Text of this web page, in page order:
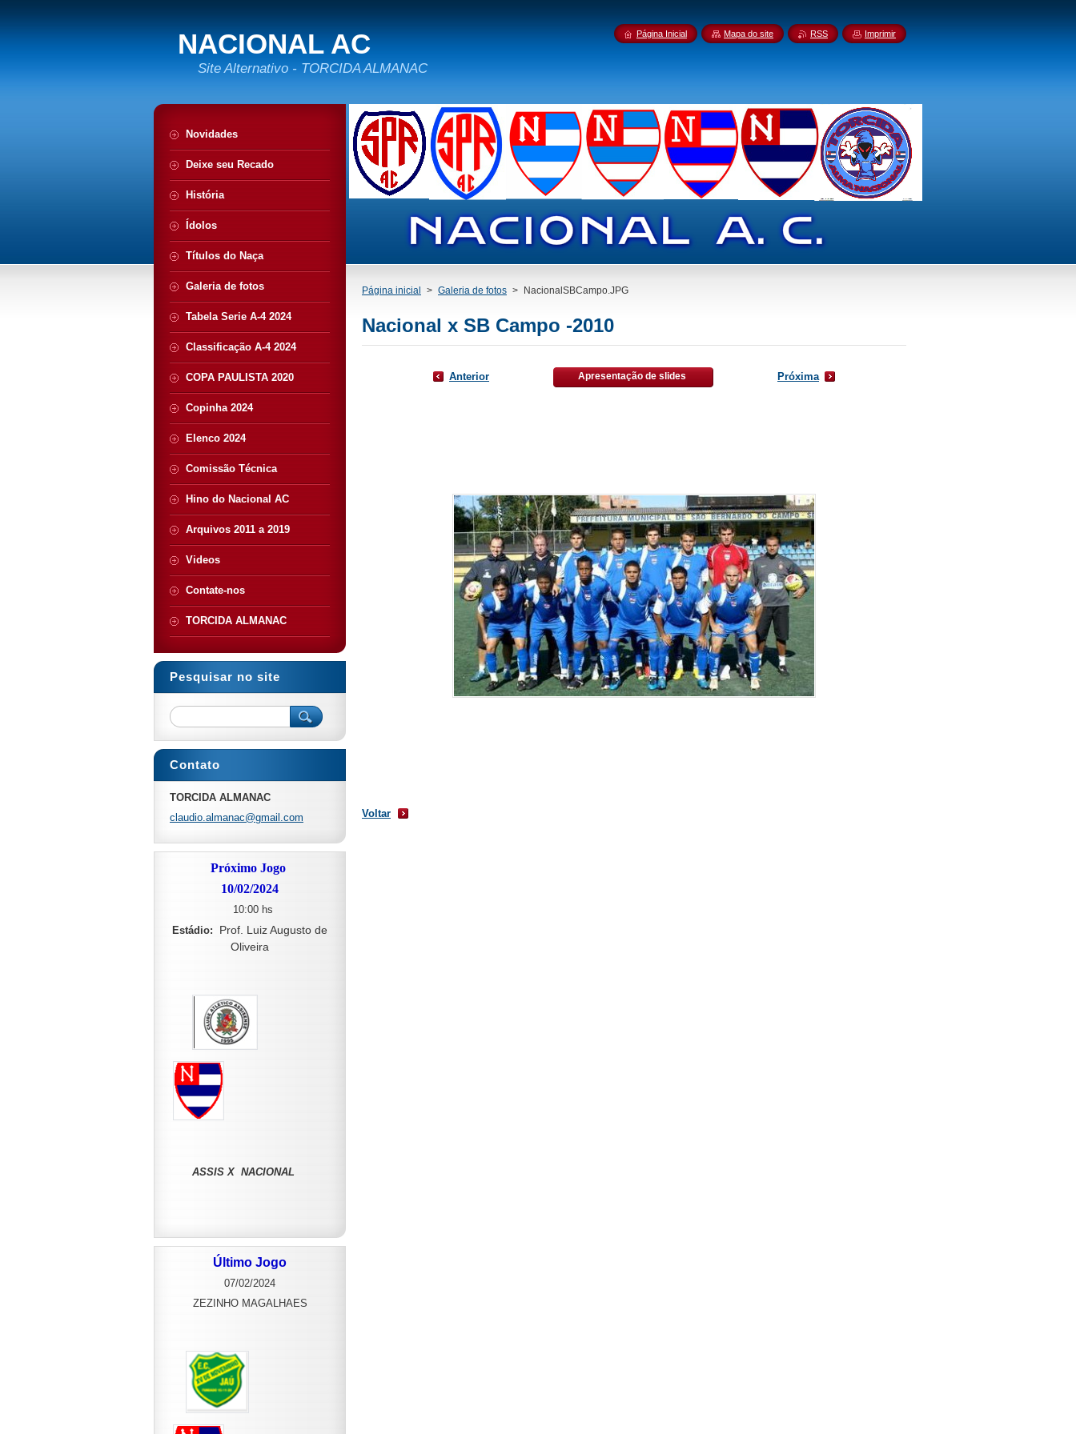
NACIONAL AC
Site Alternativo - TORCIDA ALMANAC
Página inicial > Galeria de fotos > NacionalSBCampo.JPG
Nacional x SB Campo -2010
Anterior Apresentação de slides Próxima
Voltar
Novidades
Deixe seu Recado
História
Ídolos
Títulos do Naça
Galeria de fotos
Tabela Serie A-4 2024
Classificação A-4 2024
COPA PAULISTA 2020
Copinha 2024
Elenco 2024
Comissão Técnica
Hino do Nacional AC
Arquivos 2011 a 2019
Videos
Contate-nos
TORCIDA ALMANAC
Pesquisar no site
Contato
TORCIDA ALMANAC
claudio.almanac@gmail.com
Próximo Jogo
10/02/2024
10:00 hs
Estádio:
Prof. Luiz Augusto de
Oliveira
ASSIS X NACIONAL
Último Jogo
07/02/2024
ZEZINHO MAGALHAES
Página Inicial Mapa do site RSS Imprimir